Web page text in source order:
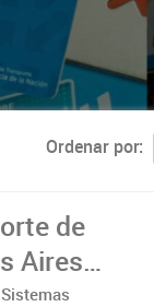
Ordenar por
de
Aires